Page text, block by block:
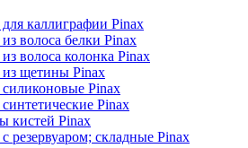
каллиграфии Pinax
волоса белки Pinax
волоса колонка Pinax
щетины Pinax
Pinax
Pinax
кистей Pinax
резервуаром; складные Pinax